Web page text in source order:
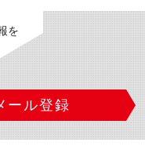
を
ール登録